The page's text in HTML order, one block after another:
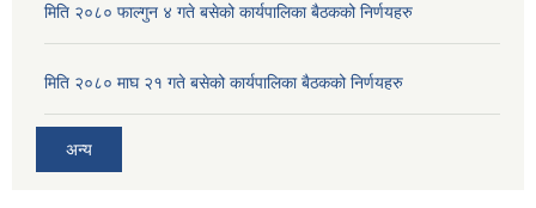
मिति २०८० फाल्गुन ४ गते बसेको कार्यपालिका बैठकको निर्णयहरु
मिति २०८० माघ २१ गते बसेको कार्यपालिका बैठकको निर्णयहरु
अन्य